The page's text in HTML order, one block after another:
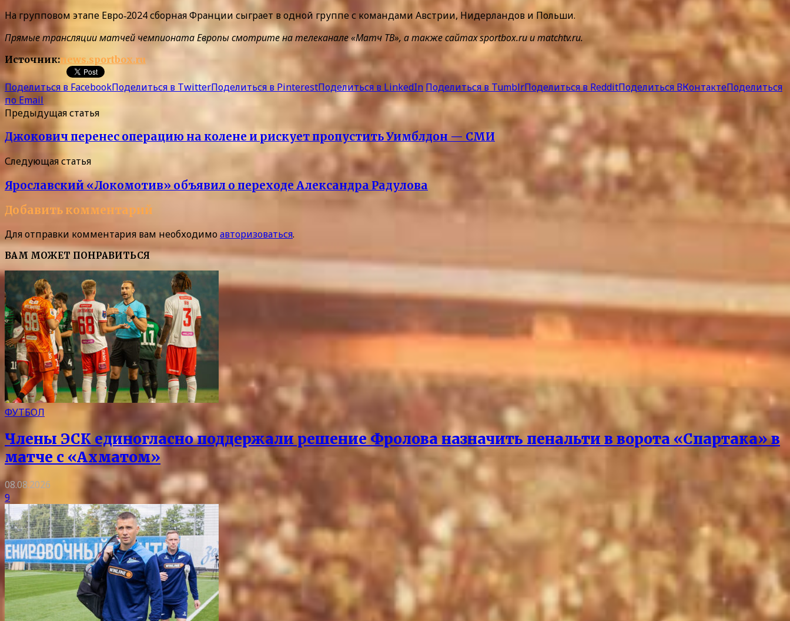
На групповом этапе Евро‑2024 сборная Франции сыграет в одной группе с командами Австрии, Нидерландов и Польши.
Прямые трансляции матчей чемпионата Европы смотрите на телеканале «Матч ТВ», а также сайтах sportbox.ru и matchtv.ru.
Источник:news.sportbox.ru
Поделиться в FacebookПоделиться в TwitterПоделиться в PinterestПоделиться в LinkedIn Поделиться в TumblrПоделиться в RedditПоделиться ВКонтактеПоделиться
по Email
Предыдущая статья
Джокович перенес операцию на колене и рискует пропустить Уимблдон — СМИ
Следующая статья
Ярославский «Локомотив» объявил о переходе Александра Радулова
Добавить комментарий
Для отправки комментария вам необходимоавторизоваться.
ВАМ МОЖЕТ ПОНРАВИТЬСЯ
ФУТБОЛ
Члены ЭСК единогласно поддержали решение Фролова назначить пенальти в ворота «Спартака» в
матче с «Ахматом»
08.08.2026
9